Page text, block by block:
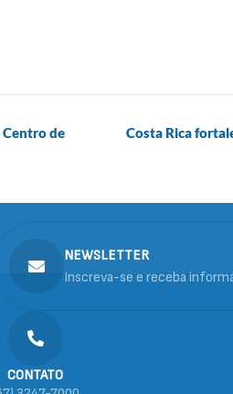
Centro de
Costa Rica
CONTATO
NEWSLETTER
Inscreva-se e receba